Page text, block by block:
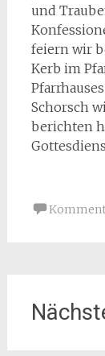
und
feiern wir
Kerb im
Schorsch
berichten